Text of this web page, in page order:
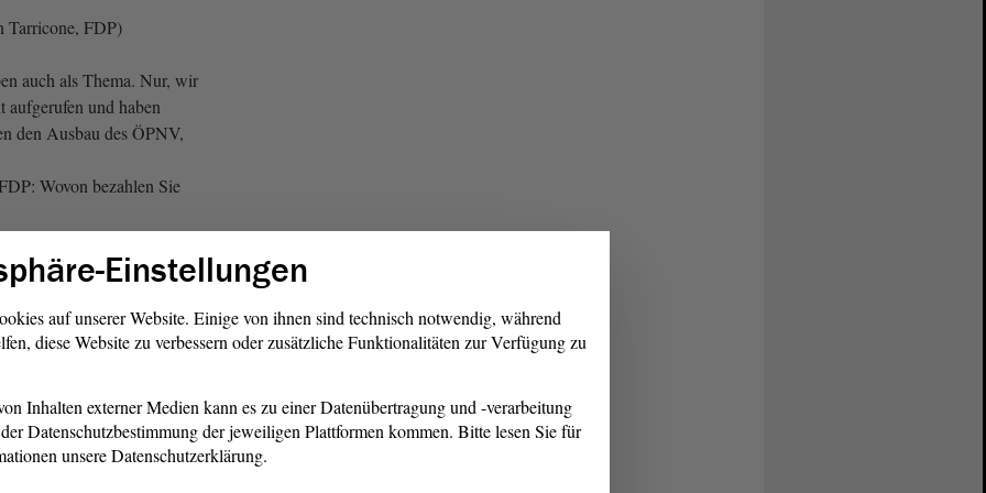
Tarricone, FDP)
auch als Thema. Nur, wir
aufgerufen und haben
den Ausbau des ÖPNV,
Wovon bezahlen Sie
Menschen diesen ÖPNV
LINKEN - Guido
bezahlen wir das denn?
der FDP)
noch einmal angucken,
Dann sagen die Leute
Einstellungen
auf unserer Website. Einige von ihnen sind technisch notwendig, während
diese Website zu verbessern oder zusätzliche Funktionalitäten zur Verfügung zu
Inhalten externer Medien kann es zu einer Datenübertragung und -verarbeitung
Datenschutzbestimmung der jeweiligen Plattformen kommen. Bitte lesen Sie für
unsere Datenschutzerklärung.